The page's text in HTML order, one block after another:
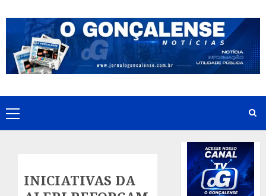
to
content
Primary
Menu
INICIATIVAS DA